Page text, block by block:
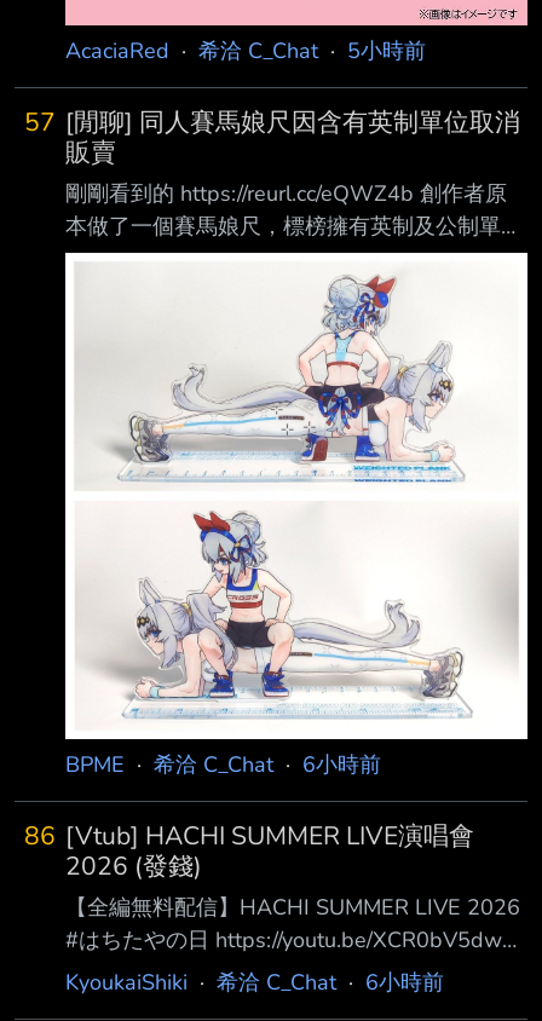
AcaciaRed · 希洽 C_Chat· 5小時前
57 [閒聊] 同人賽馬娘尺因含有英制單位取消
販賣
剛剛看到的 https://reurl.cc/eQWZ4b 創作者原
本做了一個賽馬娘尺，標榜擁有英制及公制單位
https://i.mopix.cc/XAxouF.jpg 結果因為含有英制
單位而取消販賣 理由是日本計量法規定不能販
賣擁有英制單位的量測器（包含溫度計、尺等）
https://reurl.cc/5X8EyM 甚至同時擁有兩種單位
的都不能販賣 https://i.mopix.cc/iChITV.jpg 違反
者會罰50萬以下日幣
https://i.mopix.cc/rCUypU.jpg 不過具底
BPME · 希洽 C_Chat· 6小時前
86 [Vtub] HACHI SUMMER LIVE演唱會
2026 (發錢)
【全編無料配信】HACHI SUMMER LIVE 2026
#はちたやの日 https://youtu.be/XCR0bV5dwKc
19:00 開始 【 メンバーシップ限定 / Members
KyoukaiShiki · 希洽 C_Chat· 6小時前